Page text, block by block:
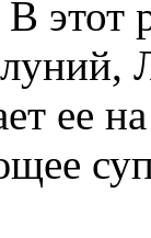
этот
ее